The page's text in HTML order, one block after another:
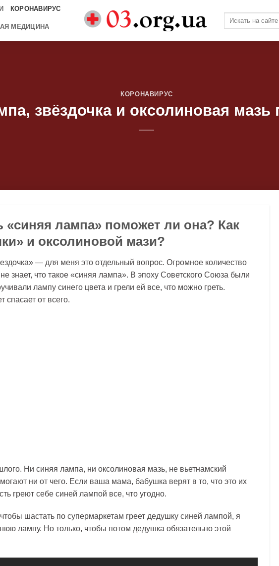
КОРОНАВИРУС
МЕДИЦИНА
КОРОНАВИРУС
звёздочка и оксолиновая мазь
«синяя лампа» поможет ли она? Как
и оксолиновой мази?
— для меня это отдельный вопрос. Огромное количество
знает, что такое «синяя лампа». В эпоху Советского Союза были
лампу синего цвета и грели ей все, что можно греть.
спасает от всего.
Ни синяя лампа, ни оксолиновая мазь, не вьетнамский
ни от чего. Если ваша мама, бабушка верят в то, что это их
греют себе синей лампой все, что угодно.
шастать по супермаркетам греет дедушку синей лампой, я
лампу. Но только, чтобы потом дедушка обязательно этой